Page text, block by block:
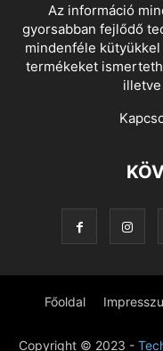
Az információ
gyorsabban fejlődő
mindenféle
termékeket
Főoldal
Copyright © 2023 -